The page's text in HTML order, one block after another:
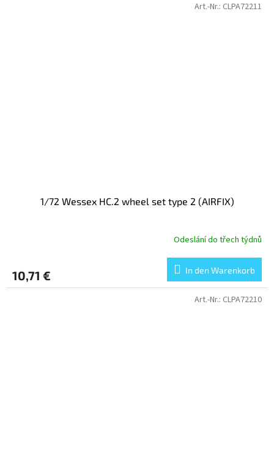
1/72 Wessex HC.2 wheel set type 2 (AIRFIX)
Odeslání do třech týdnů
10,71 € In den Warenkorb
Art.-Nr.: CLPA72211
Art.-Nr.: CLPA72210